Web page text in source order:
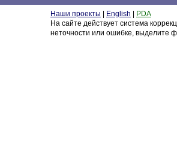
Наши проекты English
PDA
На сайте действует система
неточности или ошибке, выделите